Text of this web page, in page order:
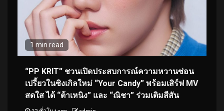
1 min read
“PP KRIT” ชวนเปิดประสบการณ์ความหวานซ่อน
เปรี้ยวในซิงเกิลใหม่ “Your Candy” พร้อมเสิร์ฟ MV
สดใส ได้ “ต้าเหนิง” และ “ณิชา” ร่วมเติมสีสัน